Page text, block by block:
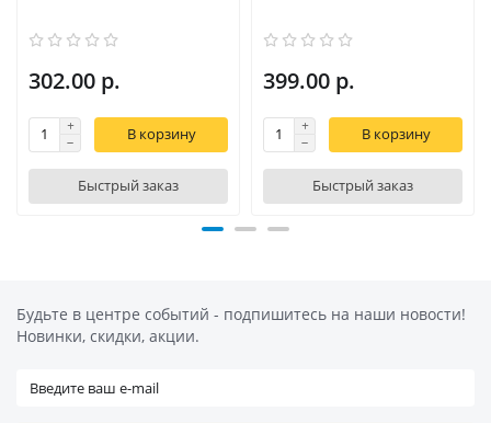
302.00 р.
В корзину
Быстрый заказ
399.00 р.
В корзину
Быстрый заказ
Будьте в центре событий - подпишитесь на наши новости!
Новинки, скидки, акции.